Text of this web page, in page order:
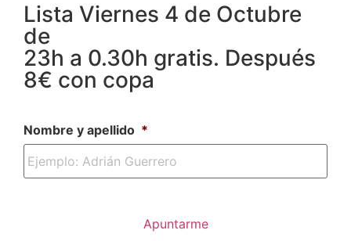
Lista Viernes 4 de Octubre
de
23h a 0.30h gratis. Después
8€ con copa
Nombre y apellido *